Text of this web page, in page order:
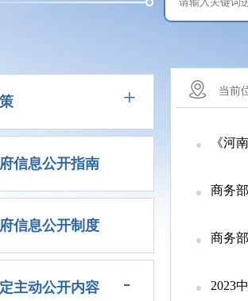
+
信息公开指南
信息公开制度
主动公开内容 -
当前
《河
商务
商务
2023